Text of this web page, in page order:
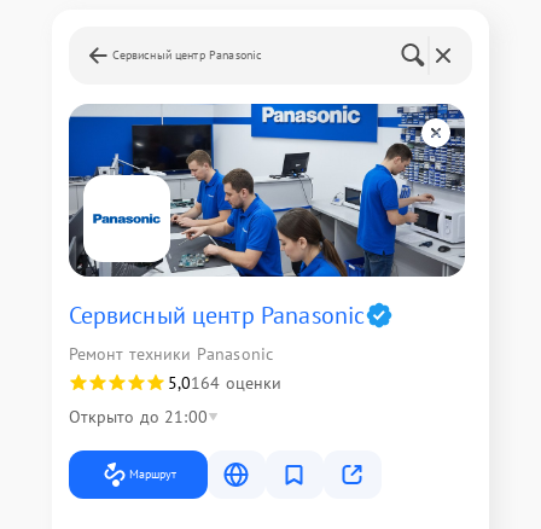
Сервисный центр Panasonic
Сервисный центр Panasonic
Ремонт техники Panasonic
5,0164 оценки
Открыто до 21:00
Маршрут